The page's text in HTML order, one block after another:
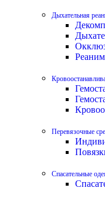
Дыхательная
Перевязочные
Спасательные